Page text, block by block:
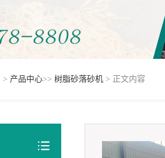
> 产品中心>> 树脂砂落砂机 > 正文内容